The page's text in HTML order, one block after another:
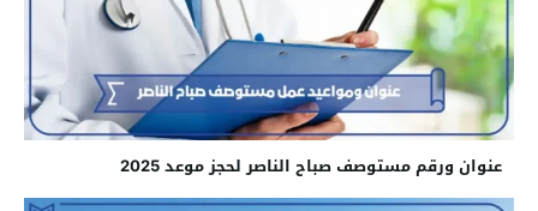
عنوان ورقم مستوصف صباح الناصر لحجز موعد 2025